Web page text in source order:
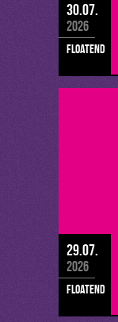
30.07.
2026
floatend
29.07.
2026
floatend